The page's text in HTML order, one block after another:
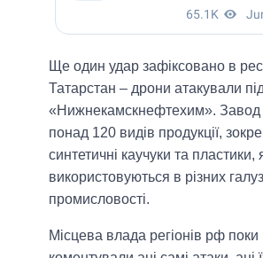
Ще один удар зафіксовано в
Татарстан – дрони атакували
«Нижнекамскнефтехим». Завод
понад 120 видів продукції,
синтетичні каучуки та пластики,
використовуються в різних
промисловості.
Місцева влада регіонів рф поки